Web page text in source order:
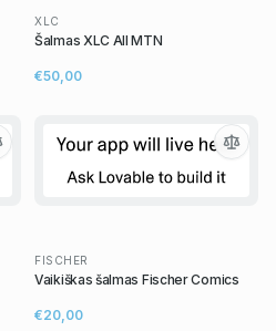
XLC
Šalmas XLC All MTN
€50,00
FISCHER
Vaikiškas šalmas Fischer Comics
€20,00